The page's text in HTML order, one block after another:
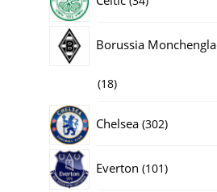
Borussia
1818
producten
Chelsea 302302
Everton 101101